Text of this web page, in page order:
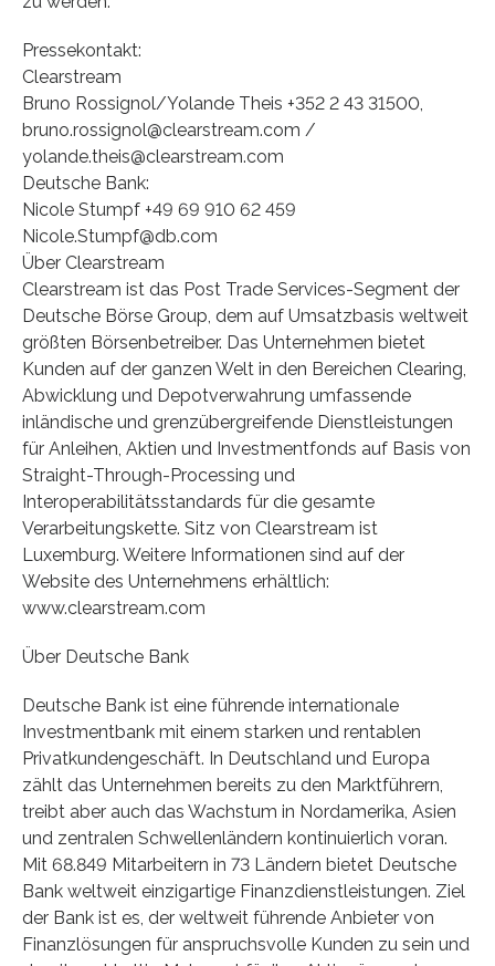
Pressekontakt:
Clearstream
Bruno Rossignol/Yolande Theis +352 2 43 31500,
bruno.rossignol@clearstream.com /
yolande.theis@clearstream.com
Deutsche Bank:
Nicole Stumpf +49 69 910 62 459
Nicole.Stumpf@db.com
Über Clearstream
Clearstream ist das Post Trade Services-Segment der
Deutsche Börse Group, dem auf Umsatzbasis weltweit
größten Börsenbetreiber. Das Unternehmen bietet
Kunden auf der ganzen Welt in den Bereichen Clearing,
Abwicklung und Depotverwahrung umfassende
inländische und grenzübergreifende Dienstleistungen
für Anleihen, Aktien und Investmentfonds auf Basis von
Straight-Through-Processing und
Interoperabilitätsstandards für die gesamte
Verarbeitungskette. Sitz von Clearstream ist
Luxemburg. Weitere Informationen sind auf der
Website des Unternehmens erhältlich:
www.clearstream.com
Über Deutsche Bank
Deutsche Bank ist eine führende internationale
Investmentbank mit einem starken und rentablen
Privatkundengeschäft. In Deutschland und Europa
zählt das Unternehmen bereits zu den Marktführern,
treibt aber auch das Wachstum in Nordamerika, Asien
und zentralen Schwellenländern kontinuierlich voran.
Mit 68.849 Mitarbeitern in 73 Ländern bietet Deutsche
Bank weltweit einzigartige Finanzdienstleistungen. Ziel
der Bank ist es, der weltweit führende Anbieter von
Finanzlösungen für anspruchsvolle Kunden zu sein und